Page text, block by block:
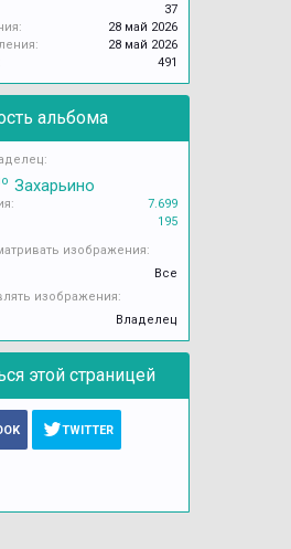
37
28 май 2026
28 май 2026
491
альбома
Захарьино
7.699
195
изображения:
Все
изображения:
Владелец
этой страницей
TWITTER